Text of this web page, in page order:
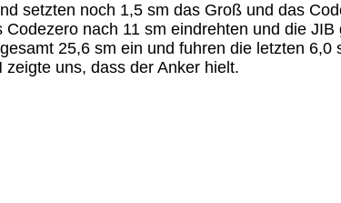
setzten noch 1,5 sm das Groß und das
nach 11 sm eindrehten und die
25,6 sm ein und fuhren die letzten
uns, dass der Anker hielt.